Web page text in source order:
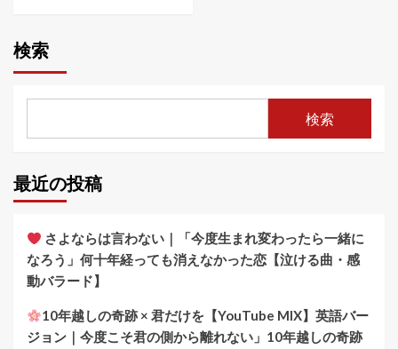
検索
検索
最近の投稿
さよならは言わない｜「今度生まれ変わったら一緒に
なろう」何十年経っても消えなかった恋【泣ける曲・感
動バラード】
10年越しの奇跡 × 君だけを【YouTube MIX】英語バー
ジョン｜今度こそ君の側から離れない」10年越しの奇跡